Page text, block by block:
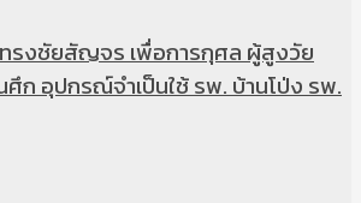
รงชัยสัญจร เพื่อการกุศล ผู้สูงวัย
ก อุปกรณ์จำเป็นใช้ รพ. บ้านโป่ง รพ.